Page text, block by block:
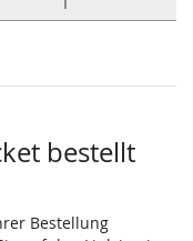
bestellt
Bestellung